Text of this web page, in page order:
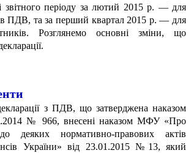
звітного періоду за лютий 2015 р. — для
ПДВ, та за перший квартал 2015 р. — для
Розглянемо основні зміни, що
з ПДВ, що затверджена наказом
№ 966, внесені наказом МФУ «Про
деяких нормативно-правових актів
України» від 23.01.2015 №13, який